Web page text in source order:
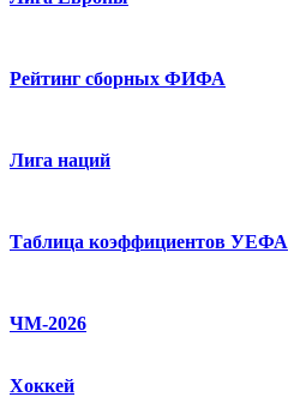
Рейтинг сборных ФИФА
Лига наций
Таблица коэффициентов УЕФА
ЧМ-2026
Хоккей